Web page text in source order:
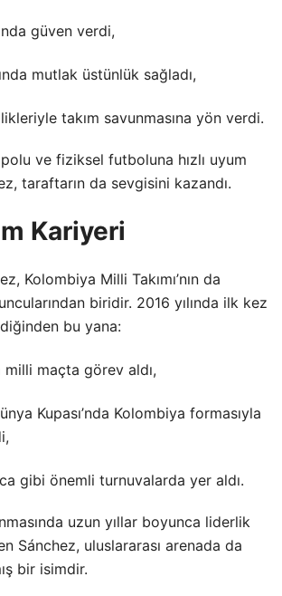
güven verdi,
mutlak üstünlük sağladı,
takım savunmasına yön verdi.
ve fiziksel futboluna hızlı uyum
taraftarın da sevgisini kazandı.
Kariyeri
Kolombiya Milli Takımı’nın da
biridir. 2016 yılında ilk kez
bu yana:
milli maçta görev aldı,
Kupası’nda Kolombiya formasıyla
gibi önemli turnuvalarda yer aldı.
uzun yıllar boyunca liderlik
Sánchez, uluslararası arenada da
bir isimdir.